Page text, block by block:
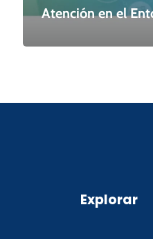
Atención en el
Explorar